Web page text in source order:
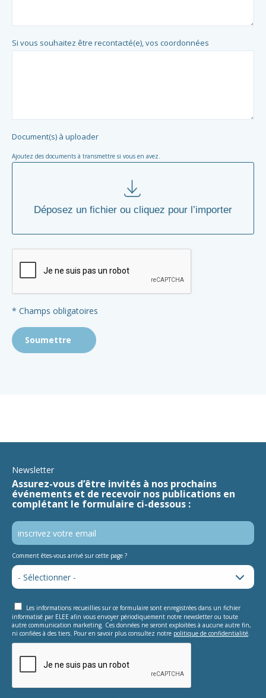
Si vous souhaitez être recontacté(e), vos coordonnées
Document(s) à uploader
Ajoutez des documents à transmettre si vous en avez.
* Champs obligatoires
Newsletter
Assurez-vous d’être invités à nos prochains
événements et de recevoir nos publications en
complétant le formulaire ci-dessous :
Comment êtes-vous arrivé sur cette page ?
Les informations recueillies sur ce formulaire sont enregistrées dans un fichier
informatisé par ELEE afin vous envoyer périodiquement notre newsletter ou toute
autre communication marketing. Ces données ne seront exploitées à aucune autre fin,
ni confiées à des tiers. Pour en savoir plus consultez notre politique de confidentialité.